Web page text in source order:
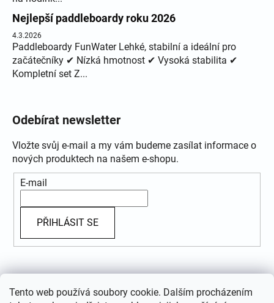
Tento web používá soubory cookie. Dalším procházením
Nejlepší paddleboardy roku 2026
4.3.2026
Paddleboardy FunWater Lehké, stabilní a ideální pro
začátečníky ✔ Nízká hmotnost ✔ Vysoká stabilita ✔
Kompletní set Z...
Odebírat newsletter
Vložte svůj e-mail a my vám budeme zasílat informace o
nových produktech na našem e-shopu.
E-mail
PŘIHLÁSIT SE